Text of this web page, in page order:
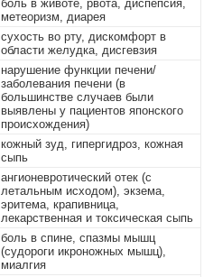
боль в животе, рвота, диспепсия,
метеоризм, диарея
сухость во рту, дискомфорт в
области желудка, дисгевзия
нарушение функции печени/
заболевания печени (в
большинстве случаев были
выявлены у пациентов японского
происхождения)
кожный зуд, гипергидроз, кожная
сыпь
ангионевротический отек (с
летальным исходом), экзема,
эритема, крапивница,
лекарственная и токсическая сыпь
боль в спине, спазмы мышц
(судороги икроножных мышц),
миалгия